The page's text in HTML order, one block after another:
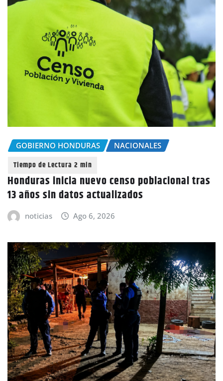
GOBIERNO HONDURAS NACIONALES
Honduras inicia nuevo censo poblacional tras
13 años sin datos actualizados
noticias Ago 6, 2026